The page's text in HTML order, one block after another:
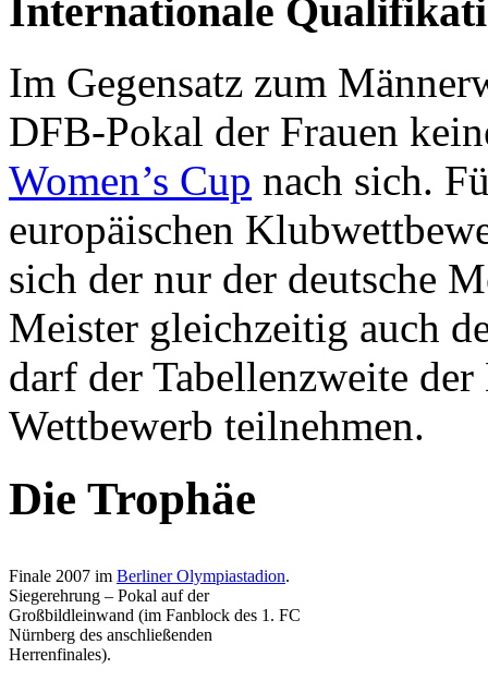
Internationale
Im Gegensatz zum
DFB-Pokal der Frauen
Women’s Cup nach sich.
europäischen
sich der nur der deutsche
Meister gleichzeitig auch
darf der Tabellenzweite
Wettbewerb teilnehmen.
Die Trophäe
Finale 2007 im Berliner Olympiastadion.
Siegerehrung – Pokal auf der
Großbildleinwand (im Fanblock des 1. FC
Nürnberg des anschließenden
Herrenfinales).